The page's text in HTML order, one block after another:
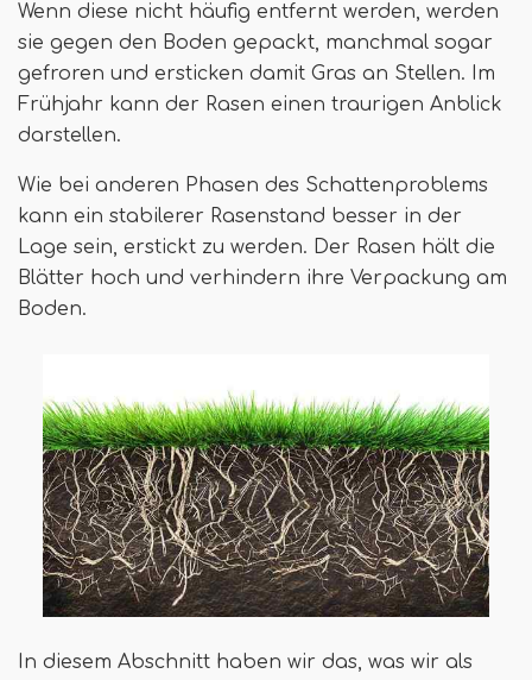
Wenn diese nicht häufig entfernt werden, werden
sie gegen den Boden gepackt, manchmal sogar
gefroren und ersticken damit Gras an Stellen. Im
Frühjahr kann der Rasen einen traurigen Anblick
darstellen.
Wie bei anderen Phasen des Schattenproblems
kann ein stabilerer Rasenstand besser in der
Lage sein, erstickt zu werden. Der Rasen hält die
Blätter hoch und verhindern ihre Verpackung am
Boden.
In diesem Abschnitt haben wir das, was wir als